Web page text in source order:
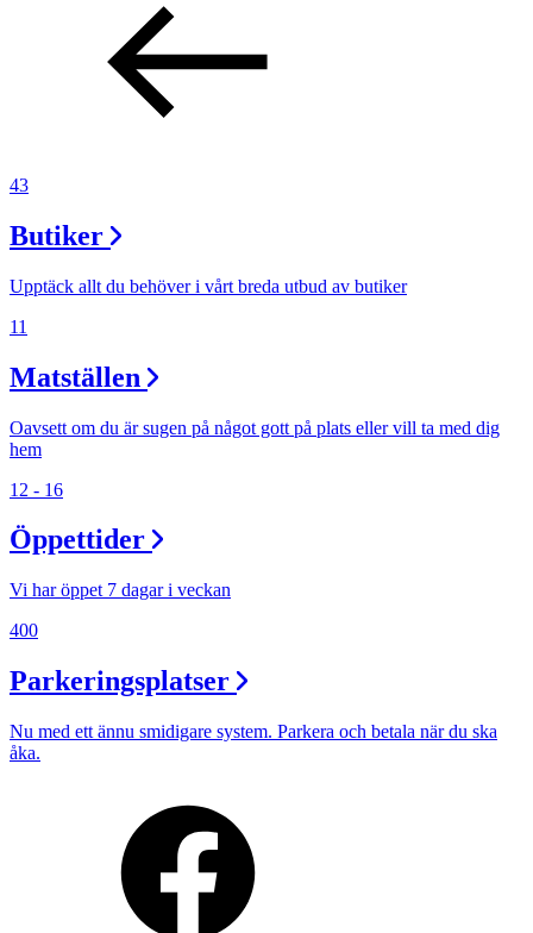
Praktisk information
Lediga jobb
Min Shopping-app
43
Butiker
Upptäck allt du behöver i vårt breda utbud av butiker
11
Matställen
Oavsett om du är sugen på något gott på plats eller vill ta med dig
hem
12 - 16
Öppettider
Vi har öppet 7 dagar i veckan
400
Parkeringsplatser
Nu med ett ännu smidigare system. Parkera och betala när du ska
åka.